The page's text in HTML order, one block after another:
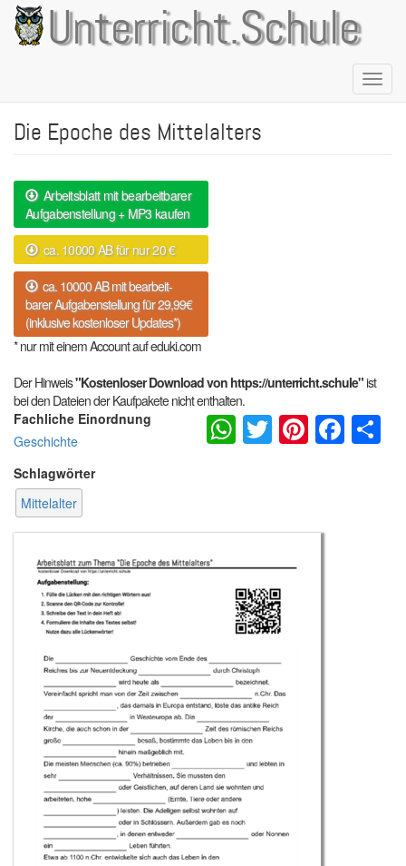
Direkt
zum
Inhalt
Unterricht.Schule
Die Epoche des Mittelalters
Arbeitsblatt mit bearbeitbarer
Aufgabenstellung + MP3 kaufen
ca. 10000 AB für nur 20 €
ca. 10000 AB mit bearbeit-
barer Aufgabenstellung für 29,99€
(inklusive kostenloser Updates*)
* nur mit einem Account auf eduki.com
Der Hinweis"Kostenloser Download von https://unterricht.schule"ist
bei den Dateien der Kaufpakete nicht enthalten.
Fachliche Einordnung
Geschichte
Schlagwörter
Mittelalter
WhatsApp
Twitter